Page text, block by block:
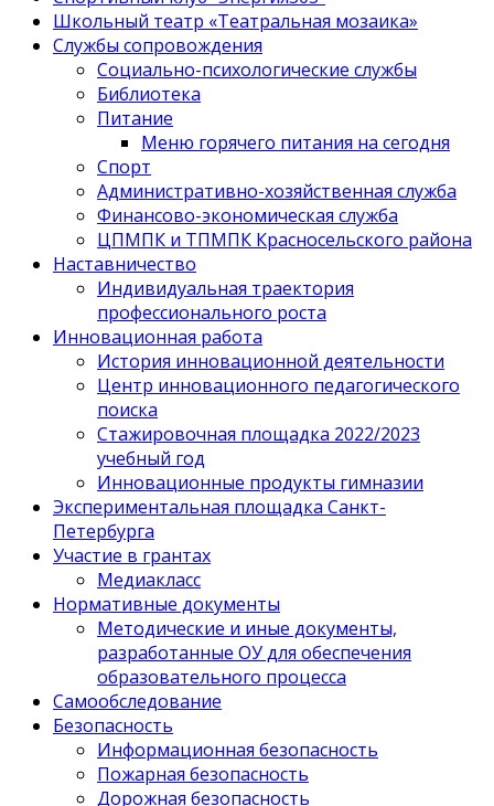
Школьный театр «Театральная мозаика»
Службы сопровождения
Социально-психологические службы
Библиотека
Питание
Меню горячего питания на сегодня
Спорт
Административно-хозяйственная служба
Финансово-экономическая служба
ЦПМПК и ТПМПК Красносельского района
Наставничество
Индивидуальная траектория
профессионального роста
Инновационная работа
История инновационной деятельности
Центр инновационного педагогического
поиска
Стажировочная площадка 2022/2023
учебный год
Инновационные продукты гимназии
Экспериментальная площадка Санкт-
Петербурга
Участие в грантах
Медиакласс
Нормативные документы
Методические и иные документы,
разработанные ОУ для обеспечения
образовательного процесса
Самообследование
Безопасность
Информационная безопасность
Пожарная безопасность
Дорожная безопасность